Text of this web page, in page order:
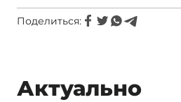
Поделиться:
Актуально